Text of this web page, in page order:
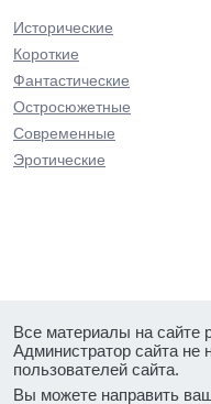
Исторические
Короткие
Фантастические
Остросюжетные
Современные
Эротические
Все материалы на сайте
Администратор сайта не
пользователей сайта.
Вы можете направить